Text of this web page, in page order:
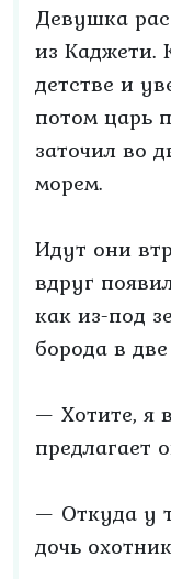
Девушка
из Каджети.
детстве и
потом царь
заточил во
морем.
Идут они
вдруг
как из-под
борода в
— Хотите, я
предлагает
— Откуда у
дочь